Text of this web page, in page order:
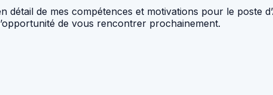
de mes compétences et motivations pour le poste
de vous rencontrer prochainement.